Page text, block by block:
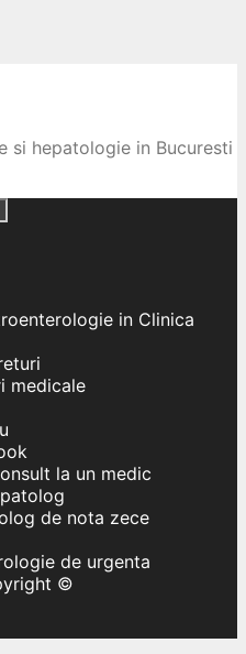
si hepatologie in Bucuresti
in Clinica
medicale
la un medic
de nota zece
de urgenta
©